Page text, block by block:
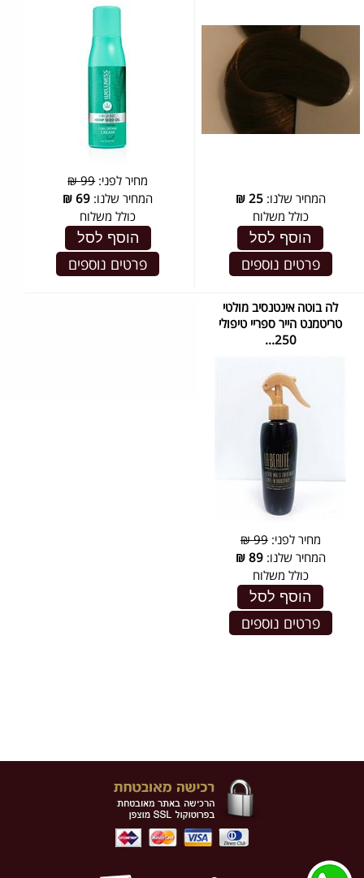
המחיר שלנו:25
₪
כולל משלוח
הוסף לסל
פרטים נוספים
מחיר לפני:99 ₪
המחיר שלנו: 69
₪
כולל משלוח
הוסף לסל
פרטים נוספים
לה בוטה אינטנסיב מולטי
טריטמנט הייר ספריי טיפולי
250...
מחיר לפני:99 ₪
המחיר שלנו:89
₪
כולל משלוח
הוסף לסל
פרטים נוספים